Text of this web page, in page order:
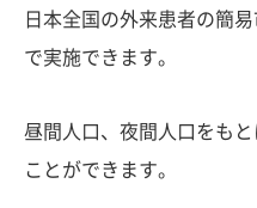
日本全国の外来患者の簡
で実施できます。
昼間人口、夜間人口をも
ことができます。